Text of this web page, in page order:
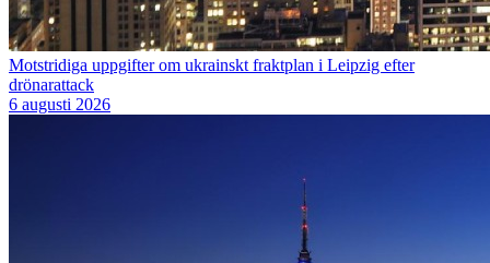
Motstridiga uppgifter om ukrainskt fraktplan i Leipzig efter
drönarattack
6 augusti 2026